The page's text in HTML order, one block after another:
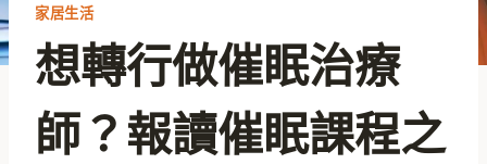
家居生活
想轉行做催眠治療
師？報讀催眠課程之